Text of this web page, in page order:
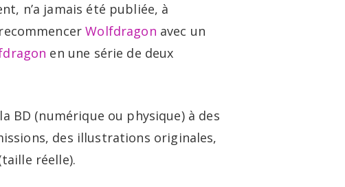
n’a jamais été publiée, à
Wolfdragon avec un
en une série de deux
BD (numérique ou physique) à des
des illustrations originales,
réelle).